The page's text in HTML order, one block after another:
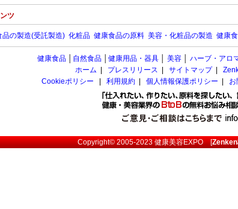
ツ
品の製造(受託製造) 化粧品 健康食品の原料 美容・化粧品の製造 健康
健康食品 自然食品 健康用品・器具 美容 ハーブ・アロ
ホーム
プレスリリース サイトマップ|
Cookieポリシー
利用規約 個人情報保護ポリシー お
Copyright© 2005-2023健康美容EXPO[